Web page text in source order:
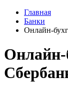
Главная
Банки
Онлайн-
Онлайн-